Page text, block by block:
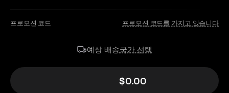
프로모션 코드 프로모션 코드를 가지고 있습니다
예상 배송국가 선택
$0.00